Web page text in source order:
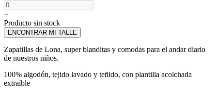
+
Producto sin stock
ENCONTRAR MI TALLE
Zapatillas de Lona, super blanditas y comodas para el andar diario
de nuestros niños.
100% algodón, tejido lavado y teñido, con plantilla acolchada
extraíble